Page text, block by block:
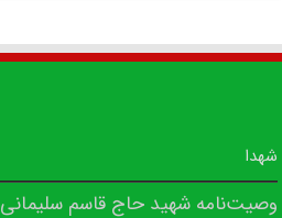
شهدا
وصیت‌نامه شهید حاج قاسم سلیمانی